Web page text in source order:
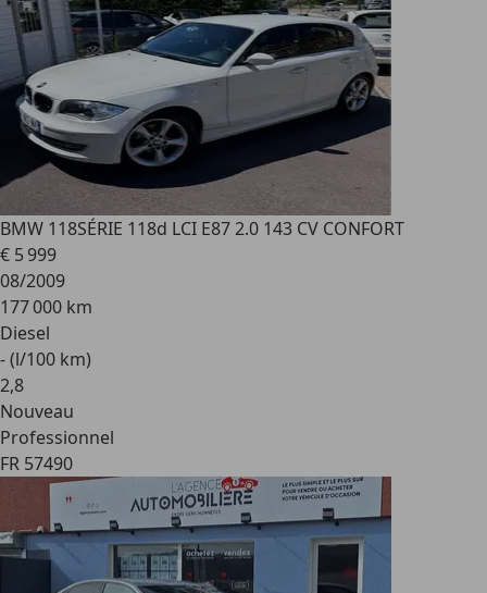
BMW 118SÉRIE 118d LCI E87 2.0 143 CV CONFORT
€ 5 999
08/2009
177 000 km
Diesel
- (l/100 km)
2,8
Nouveau
Professionnel
FR 57490